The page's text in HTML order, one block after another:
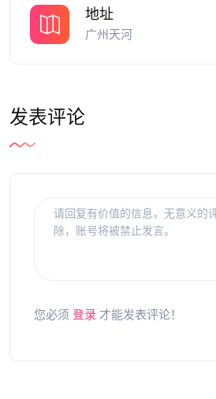
地址
广州天河
发表评论
您必须 登录 才能发表评论！